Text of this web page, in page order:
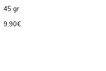
45 gr
9,90€